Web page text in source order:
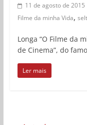
11 de agosto de 2015
Filme da minha Vida,
Longa “O Filme da
de Cinema”, do
Ler mais